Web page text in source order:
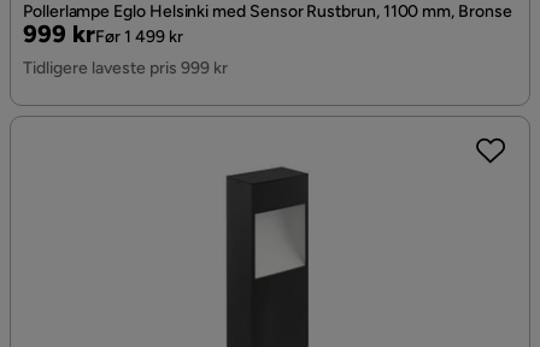
Pollerlampe Eglo Helsinki med Sensor Rustbrun, 1100 mm, Bronse
Pris
999 kr
Original
Pris
Før 1 499 kr
Tidligere laveste pris 999 kr